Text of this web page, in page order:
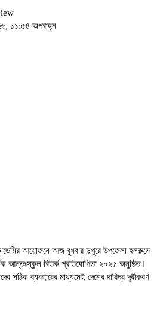
১১:৫৪ অপরাহ্ন
আয়োজনে আজ বুধবার দুপুরে উপজেলা হলরুমে
আন্তঃস্কুল বিতর্ক প্রতিযোগিতা ২০২৫ অনুষ্ঠিত।
সঠিক ব্যবহারের মাধ্যমেই দেশের দারিদ্র দূরীকরণ